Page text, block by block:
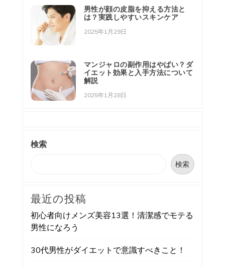
男性が顔の皮脂を抑える方法と
は？実践しやすいスキンケア
2025年1月29日
マンジャロの副作用はやばい？ダ
イエット効果と入手方法について
解説
2025年1月28日
検索
検索
最近の投稿
初心者向けメンズ美容13選！清潔感でモテる
男性になろう
30代男性がダイエットで意識すべきこと！